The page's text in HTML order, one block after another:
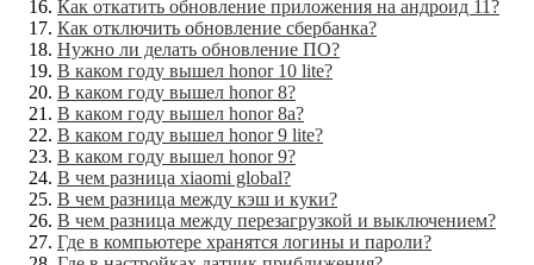
Как откатить обновление приложения на андроид 11?
Как отключить обновление сбербанка?
Нужно ли делать обновление ПО?
В каком году вышел honor 10 lite?
В каком году вышел honor 8?
В каком году вышел honor 8a?
В каком году вышел honor 9 lite?
В каком году вышел honor 9?
В чем разница xiaomi global?
В чем разница между кэш и куки?
В чем разница между перезагрузкой и выключением?
Где в компьютере хранятся логины и пароли?